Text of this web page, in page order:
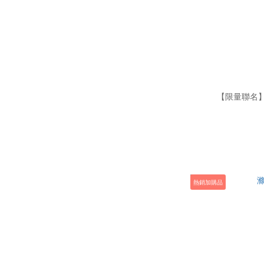
【限量聯名
熱銷加購品